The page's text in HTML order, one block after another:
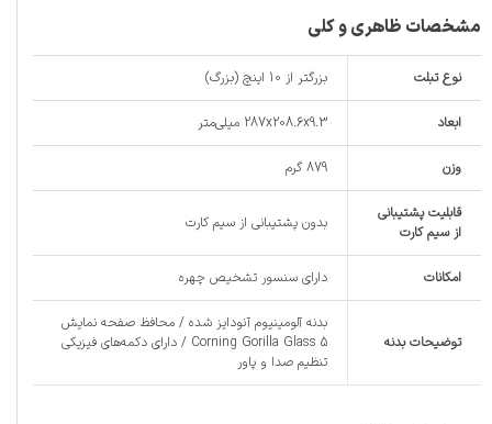
مشخصات ظاهری و کلی
نوع تبلت بزرگتر از 10 اینچ (بزرگ)
ابعاد 287x208.6x9.3 میلی‌متر
وزن 879 گرم
قابلیت پشتیبانی
از سیم کارت
بدون پشتیبانی از سیم کارت
امکانات دارای سنسور تشخیص چهره
توضیحات بدنه
بدنه آلومینیوم آنودایز شده / محافظ صفحه نمایش
Corning Gorilla Glass 5 / دارای دکمه‌های فیزیکی
تنظیم صدا و پاور